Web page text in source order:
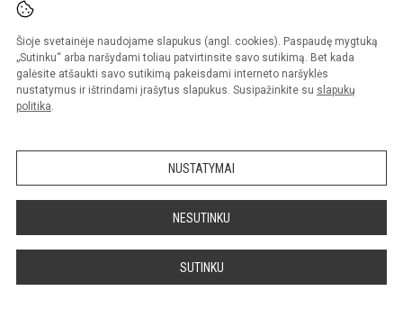
Šioje svetainėje naudojame slapukus (angl. cookies). Paspaudę mygtuką
„Sutinku“ arba naršydami toliau patvirtinsite savo sutikimą. Bet kada
galėsite atšaukti savo sutikimą pakeisdami interneto naršyklės
nustatymus ir ištrindami įrašytus slapukus. Susipažinkite su slapukų
politika.
NUSTATYMAI
NESUTINKU
SUTINKU
© 2022. Gargždų „Vaivorykštės“ gimnazija. Visos teisės saugomos.
Kopijuoti turinį be raštiško gimnazijos sutikimo griežtai draudžiama.
Prieinamumo paraiška Slapukų valdymas
Sumanus būdas atnaujinti